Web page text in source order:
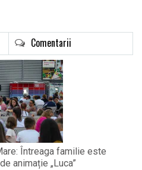
Comentarii
Întreaga familie este
animație „Luca”